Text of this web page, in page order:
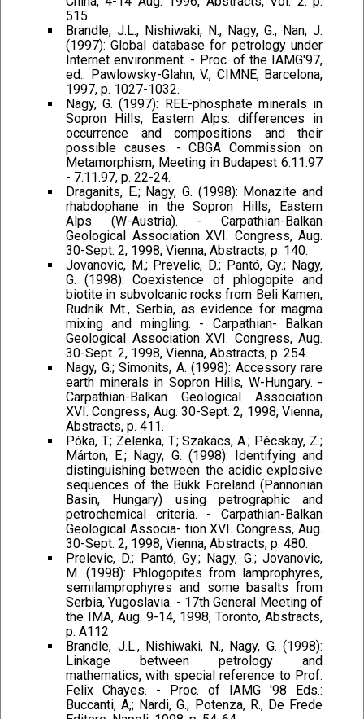
515.
Brandle, J.L., Nishiwaki, N., Nagy, G., Nan, J.
(1997): Global database for petrology under
Internet environment. - Proc. of the IAMG'97,
ed.: Pawlowsky-Glahn, V., CIMNE, Barcelona,
1997, p. 1027-1032.
Nagy, G. (1997): REE-phosphate minerals in
Sopron Hills, Eastern Alps: differences in
occurrence and compositions and their
possible causes. - CBGA Commission on
Metamorphism, Meeting in Budapest 6.11.97
- 7.11.97, p. 22-24.
Draganits, E.; Nagy, G. (1998): Monazite and
rhabdophane in the Sopron Hills, Eastern
Alps (W-Austria). - Carpathian-Balkan
Geological Association XVI. Congress, Aug.
30-Sept. 2, 1998, Vienna, Abstracts, p. 140.
Jovanovic, M.; Prevelic, D.; Pantó, Gy.; Nagy,
G. (1998): Coexistence of phlogopite and
biotite in subvolcanic rocks from Beli Kamen,
Rudnik Mt., Serbia, as evidence for magma
mixing and mingling. - Carpathian- Balkan
Geological Association XVI. Congress, Aug.
30-Sept. 2, 1998, Vienna, Abstracts, p. 254.
Nagy, G.; Simonits, A. (1998): Accessory rare
earth minerals in Sopron Hills, W-Hungary. -
Carpathian-Balkan Geological Association
XVI. Congress, Aug. 30-Sept. 2, 1998, Vienna,
Abstracts, p. 411.
Póka, T.; Zelenka, T.; Szakács, A.; Pécskay, Z.;
Márton, E.; Nagy, G. (1998): Identifying and
distinguishing between the acidic explosive
sequences of the Bükk Foreland (Pannonian
Basin, Hungary) using petrographic and
petrochemical criteria. - Carpathian-Balkan
Geological Associa- tion XVI. Congress, Aug.
30-Sept. 2, 1998, Vienna, Abstracts, p. 480.
Prelevic, D.; Pantó, Gy.; Nagy, G.; Jovanovic,
M. (1998): Phlogopites from lamprophyres,
semilamprophyres and some basalts from
Serbia, Yugoslavia. - 17th General Meeting of
the IMA, Aug. 9-14, 1998, Toronto, Abstracts,
p. A112
Brandle, J.L., Nishiwaki, N., Nagy, G. (1998):
Linkage between petrology and
mathematics, with special reference to Prof.
Felix Chayes. - Proc. of IAMG '98 Eds.:
Buccanti, A,; Nardi, G.; Potenza, R., De Frede